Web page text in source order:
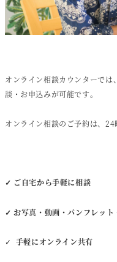
オンライン相談カウンターで
談・お申込みが可能です。
オンライン相談のご予約は、
✓ ご自宅から手軽に相談
✓ お写真・動画・パンフレット
✓ 手軽にオンライン共有